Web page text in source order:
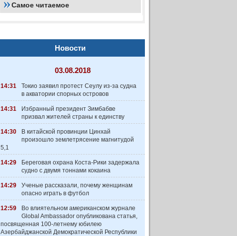
Самое читаемое
Новости
03.08.2018
14:31
Токио заявил протест Сеулу из-за судна
в акватории спорных островов
14:31
Избранный президент Зимбабве
призвал жителей страны к единству
14:30
В китайской провинции Цинхай
произошло землетрясение магнитудой
5,1
14:29
Береговая охрана Коста-Рики задержала
судно с двумя тоннами кокаина
14:29
Ученые рассказали, почему женщинам
опасно играть в футбол
12:59
Во влиятельном американском журнале
Global Ambassador опубликована статья,
посвященная 100-летнему юбилею
Азербайджанской Демократической Республики